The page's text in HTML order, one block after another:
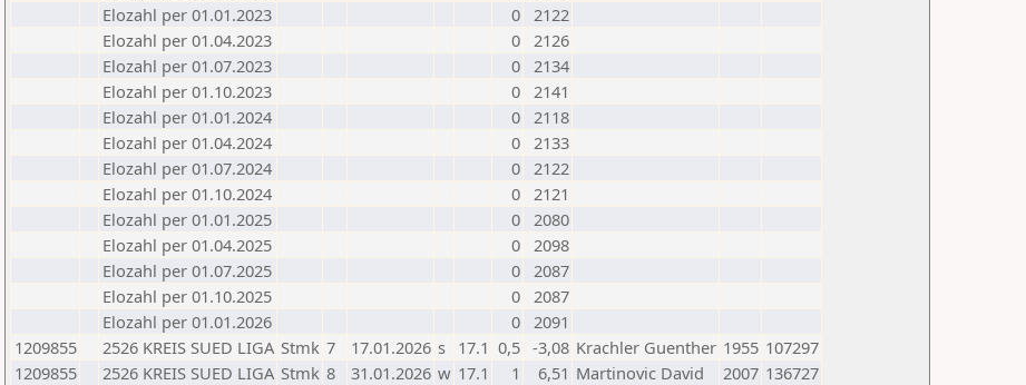
Elozahl per 01.01.2023
0 2122
Elozahl per 01.04.2023
0 2126
Elozahl per 01.07.2023
0 2134
Elozahl per 01.10.2023
0 2141
Elozahl per 01.01.2024
0 2118
Elozahl per 01.04.2024
0 2133
Elozahl per 01.07.2024
0 2122
Elozahl per 01.10.2024
0 2121
Elozahl per 01.01.2025
0 2080
Elozahl per 01.04.2025
0 2098
Elozahl per 01.07.2025
0 2087
Elozahl per 01.10.2025
0 2087
Elozahl per 01.01.2026
0 2091
1209855
2526 KREIS SUED LIGA Stmk 7 17.01.2026 s 17.1 0,5 -3,08 Krachler Guenther 1955 107297
1209855
2526 KREIS SUED LIGA Stmk 8 31.01.2026 w 17.1 1 6,51 Martinovic David 2007 136727